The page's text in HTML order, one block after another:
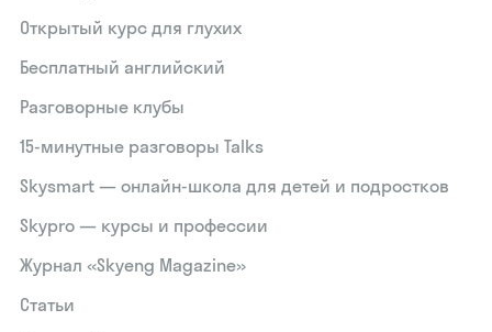
Открытый курс для глухих
Бесплатный английский
Разговорные клубы
15‑минутные разговоры Talks
Skysmart — онлайн-школа для детей и подростков
Skypro — курсы и профессии
Журнал «Skyeng Magazine»
Статьи